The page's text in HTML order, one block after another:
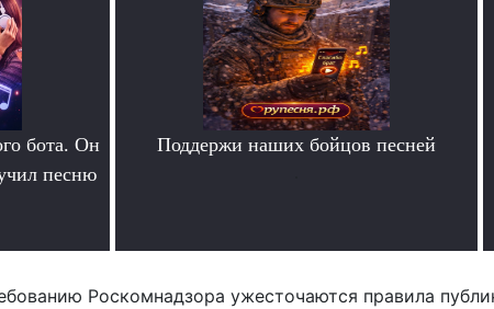
бота. Он
песню
Поддержи наших бойцов песней
Роскомнадзора ужесточаются правила